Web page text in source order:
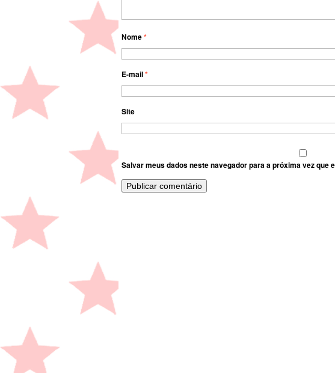
Nome*
E-mail*
Site
Salvar meus dados neste navegador para a próxima vez que